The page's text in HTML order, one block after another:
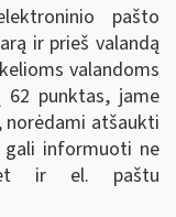
pašto
ir prieš valandą
valandoms
punktas, jame
atšaukti
gali informuoti ne
ir el. paštu